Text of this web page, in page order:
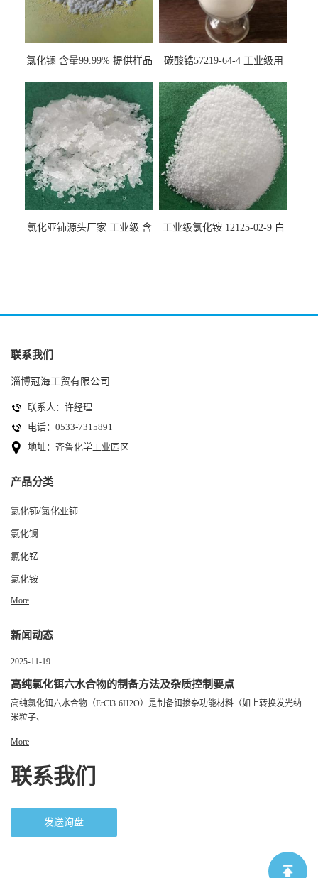
氯化镧 含量99.99% 提供样品
碳酸锆57219-64-4 工业级用
氯化亚铈源头厂家 工业级 含
工业级氯化铵 12125-02-9 白
联系我们
淄博冠海工贸有限公司
联系人：许经理
电话：0533-7315891
地址：齐鲁化学工业园区
产品分类
氯化铈/氯化亚铈
氯化镧
氯化钇
氯化铵
More
新闻动态
2025-11-19
高纯氯化铒六水合物的制备方法及杂质控制要点
高纯氯化铒六水合物（ErCl3·6H2O）是制备铒掺杂功能材料（如上转换发光纳
米粒子、...
More
联系我们
发送询盘